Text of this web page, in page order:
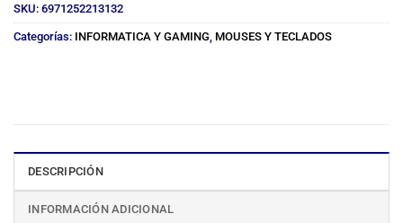
SKU: 6971252213132
Categorías: INFORMATICA Y GAMING MOUSES Y TECLADOS
DESCRIPCIÓN
INFORMACIÓN ADICIONAL